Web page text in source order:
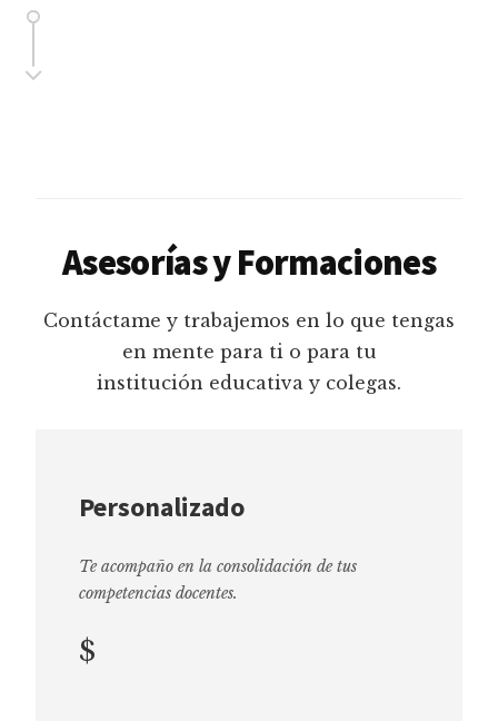
Asesorías y Formaciones
Contáctame y trabajemos en lo que tengas
en mente para ti o para tu
institución educativa y colegas.
Personalizado
Te acompaño en la consolidación de tus
competencias docentes.
$